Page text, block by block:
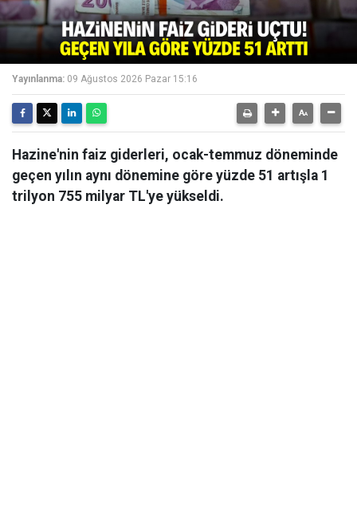
Yayınlanma: 09 Ağustos 2026 Pazar 15:16
Hazine'nin faiz giderleri, ocak-temmuz döneminde
geçen yılın aynı dönemine göre yüzde 51 artışla 1
trilyon 755 milyar TL'ye yükseldi.